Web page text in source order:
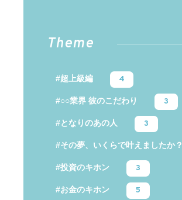
Theme
#超上級編 4
#○○業界 彼のこだわり 3
#となりのあの人 3
#その夢、いくらで叶えましたか？
#投資のキホン 3
#お金のキホン 5